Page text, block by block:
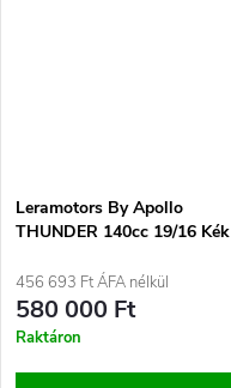
Leramotors By Apollo
THUNDER 140cc 19/16 Kék
456 693 Ft ÁFA nélkül
580 000 Ft
Raktáron